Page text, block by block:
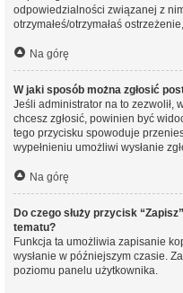
odpowiedzialności związanej z
otrzymałeś/otrzymałaś
Na górę
W jaki sposób można zgłosić
Jeśli administrator na to zezwolił,
chcesz zgłosić, powinien być
tego przycisku spowoduje
wypełnieniu umożliwi wysłanie
Na górę
Do czego służy przycisk
tematu?
Funkcja ta umożliwia zapisanie
wysłanie w późniejszym czasie.
poziomu panelu użytkownika.